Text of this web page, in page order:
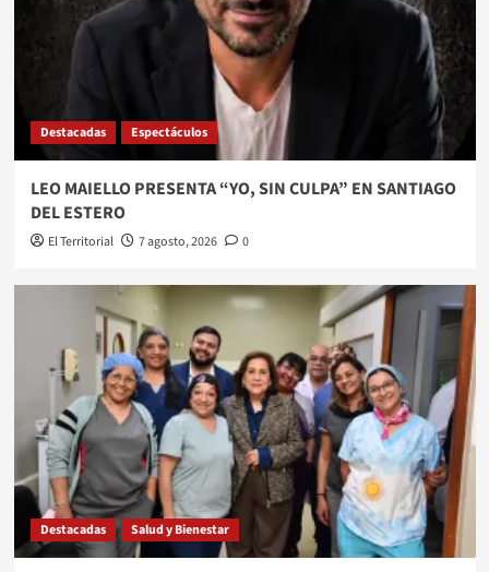
Destacadas Espectáculos
LEO MAIELLO PRESENTA “YO, SIN CULPA” EN SANTIAGO
DEL ESTERO
El Territorial 7 agosto, 2026 0
Destacadas Salud y Bienestar